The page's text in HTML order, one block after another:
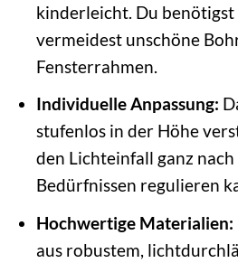
kinderleicht. Du
vermeidest unschöne
Fensterrahmen.
Individuelle Anpassung:
stufenlos in der Höhe
den Lichteinfall ganz
Bedürfnissen regulieren
Hochwertige Materialien:
aus robustem,